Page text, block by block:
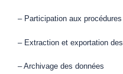
– Participation aux
– Extraction et exportation
– Archivage des données